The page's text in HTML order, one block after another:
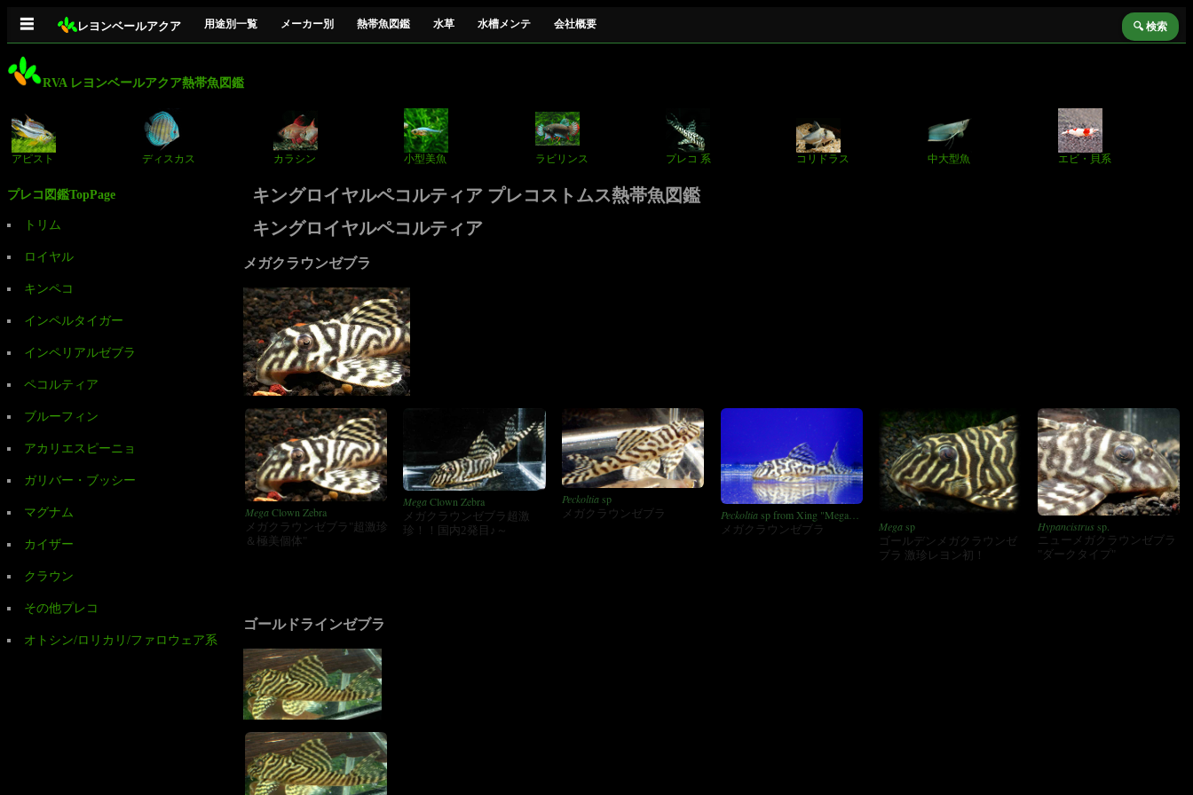
☰ レヨンベールアクア 用途別一覧 メーカー別 熱帯魚図鑑 水草 水槽メンテ 会社概要 🔍 検索
RVA レヨンベールアクア熱帯魚図鑑
アピスト ディスカス カラシン 小型美魚 ラビリンス プレコ 系 コリドラス 中大型魚 エビ・貝系
キングロイヤルペコルティア プレコストムス熱帯魚図鑑
キングロイヤルペコルティア
メガクラウンゼブラ
MegaClown Zebra
メガクラウンゼブラ"超激珍
＆極美個体"
MegaClown Zebra
メガクラウンゼブラ超激
珍！！国内2発目♪～
Peckoltiasp
メガクラウンゼブラ Peckoltiasp from Xing "Mega
Clown Zebra
メガクラウンゼブラ Megasp
ゴールデンメガクラウンゼ
ブラ 激珍レヨン初！
Hypancistrussp.
ニューメガクラウンゼブラ
"ダークタイプ"
ゴールドラインゼブラ
プレコ図鑑TopPage
トリム
ロイヤル
キンペコ
インペルタイガー
インペリアルゼブラ
ペコルティア
ブルーフィン
アカリエスピーニョ
ガリバー・ブッシー
マグナム
カイザー
クラウン
その他プレコ
オトシン/ロリカリ/ファロウェア系